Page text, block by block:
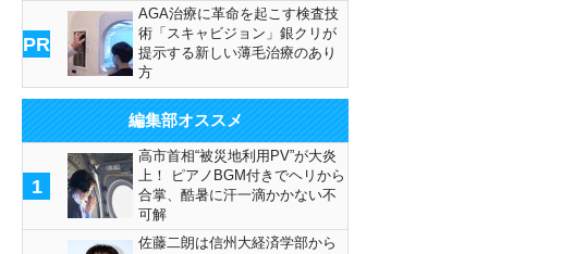
PR
AGA治療に革命を起こす検査技
術「スキャビジョン」銀クリが
提示する新しい薄毛治療のあり
方
編集部オススメ
1
高市首相“被災地利用PV”が大炎
上！ ピアノBGM付きでヘリから
合掌、酷暑に汗一滴かかない不
可解
佐藤二朗は信州大経済学部から